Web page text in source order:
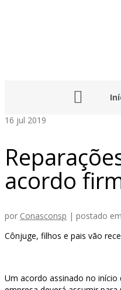
16 jul 2019
acordo
por Conasconsp | postado
Cônjuge, filhos e pais vão
Um acordo assinado no início